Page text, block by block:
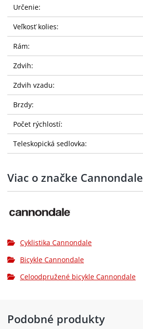
Určenie:
Veľkosť kolies:
Rám:
Zdvih:
Zdvih vzadu:
Brzdy:
Počet rýchlostí:
Teleskopická sedlovka:
Viac o značke Cannondale
Cyklistika Cannondale
Bicykle Cannondale
Celoodpružené bicykle Cannondale
Podobné produkty